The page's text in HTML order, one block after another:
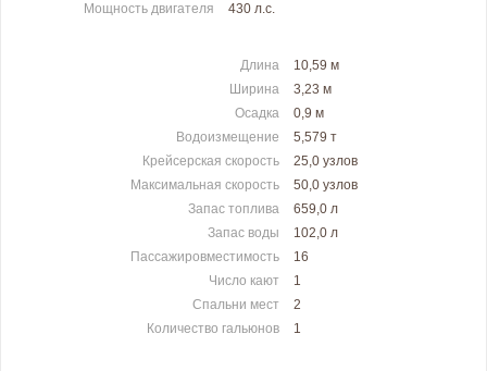
Мощность двигателя
430 л.c.
Длина
10,59 м
Ширина
3,23 м
Осадка
0,9 м
Водоизмещение
5,579 т
Крейсерская скорость
25,0 узлов
Максимальная скорость
50,0 узлов
Запас топлива
659,0 л
Запас воды
102,0 л
Пассажировместимость
16
Число кают
1
Спальни мест
2
Количество гальюнов
1